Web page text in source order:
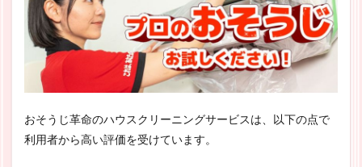
おそうじ革命のハウスクリーニングサービスは、以下の点で
利用者から高い評価を受けています。